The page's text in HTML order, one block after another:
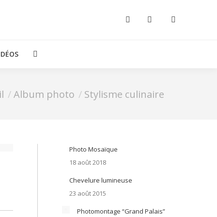
Recherche
: Album photo Stylisme culinaire
Photo Mosaïque
18 août 2018
Chevelure lumineuse
23 août 2015
Photomontage “Grand Palais”
VIDÉOS